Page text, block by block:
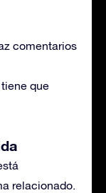
comentarios
que
relacionado.